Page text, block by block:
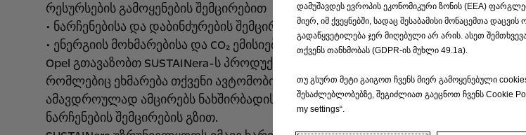
რესურსების გამოყენების შემცირებით
• ნარჩენებისა და დაბინძურების შემცირებით
• ენერგიის მოხმარებისა და CO₂ ემისიების შემცირებით
Opel გთავაზობთ SUSTAINera-ს პროდუქციასა და სერვისებს,
რომლებიც ეხმარება თქვენი ავტომობილის მოვლას და
ამავდროულად ამცირებს ნახშირბადის კვალს ნედლეულის
ნარჩენების შემცირების გზით.
დამუშავდეს ევროპის ეკონომიკური ზონის (EEA)
მიერ, იმ ქვეყნებში, სადაც შესაბამისი მონაცემთა
გადაწყვეტილება ჯერ მიღებული არ არის. ასეთ
თქვენს თანხმობას (GDPR-ის მუხლი 49.1a).
თუ გსურთ მეტი გაიგოთ ჩვენს მიერ გამოყენებული
შესაძლებლობებზე, შეგიძლიათ გაეცნოთ ჩვენს Cookie
my settings“.